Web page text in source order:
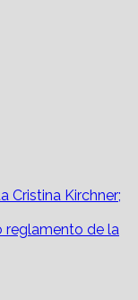
Cristina Kirchner;
reglamento de la